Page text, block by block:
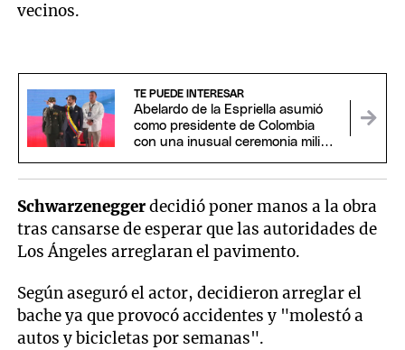
vecinos.
TE PUEDE INTERESAR
Abelardo de la Espriella asumió
como presidente de Colombia
con una inusual ceremonia militar
Schwarzeneggerdecidió poner manos a la obra
tras cansarse de esperar que las autoridades de
Los Ángeles arreglaran el pavimento.
Según aseguró el actor, decidieron arreglar el
bache ya que provocó accidentes y "molestó a
autos y bicicletas por semanas".